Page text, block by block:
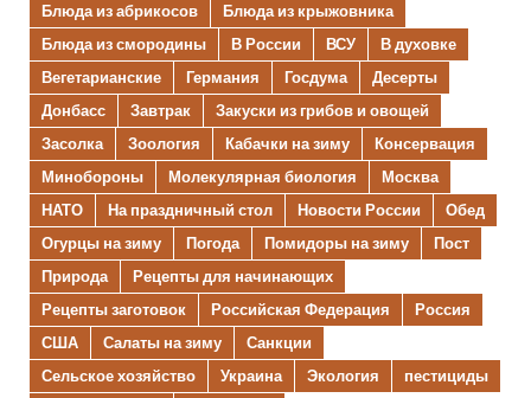
Блюда из абрикосов
Блюда из крыжовника
Блюда из смородины
В России ВСУ
В духовке
Вегетарианские
Германия Госдума
Десерты
Донбасс
Завтрак
Закуски из грибов и овощей
Засолка
Зоология Кабачки на зиму
Консервация
Минобороны
Молекулярная биология
Москва
НАТО
На праздничный стол Новости России
Обед
Огурцы на зиму
Погода Помидоры на зиму
Пост
Природа
Рецепты для начинающих
Рецепты заготовок
Российская Федерация
Россия
США
Салаты на зиму
Санкции
Сельское хозяйство
Украина Экология
пестициды